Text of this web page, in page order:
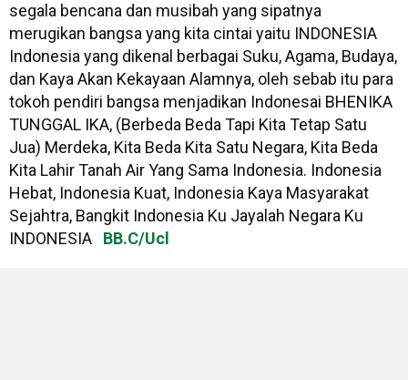
segala bencana dan musibah yang sipatnya
merugikan bangsa yang kita cintai yaitu INDONESIA
Indonesia yang dikenal berbagai Suku, Agama, Budaya,
dan Kaya Akan Kekayaan Alamnya, oleh sebab itu para
tokoh pendiri bangsa menjadikan Indonesai BHENIKA
TUNGGAL IKA, (Berbeda Beda Tapi Kita Tetap Satu
Jua) Merdeka, Kita Beda Kita Satu Negara, Kita Beda
Kita Lahir Tanah Air Yang Sama Indonesia. Indonesia
Hebat, Indonesia Kuat, Indonesia Kaya Masyarakat
Sejahtra, Bangkit Indonesia Ku Jayalah Negara Ku
INDONESIA BB.C/Ucl